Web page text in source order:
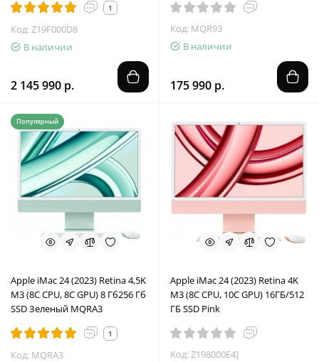
1
Код: Z19F000D8
В наличии
2 145 990 р.
Код: MQR93
В наличии
175 990 р.
Популярный
Apple iMac 24 (2023) Retina 4,5K
M3 (8C CPU, 8C GPU) 8 Гб256 Гб
SSD Зеленый MQRA3
1
Код: MQRA3
Apple iMac 24 (2023) Retina 4K
M3 (8C CPU, 10C GPU) 16ГБ/512
ГБ SSD Pink
Код: Z198000E4]